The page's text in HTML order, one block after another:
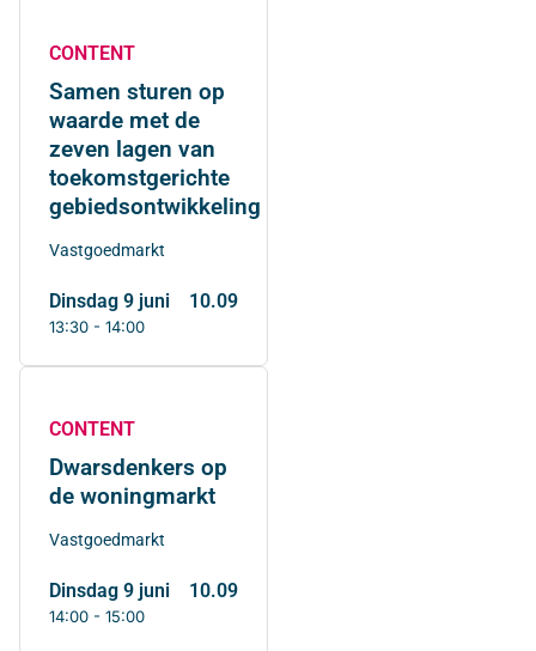
CONTENT
Samen sturen op
waarde met de
zeven lagen van
toekomstgerichte
gebiedsontwikkeling
Vastgoedmarkt
dinsdag 9 juni
13:30 - 14:00
10.09
CONTENT
Dwarsdenkers op
de woningmarkt
Vastgoedmarkt
dinsdag 9 juni
14:00 - 15:00
10.09